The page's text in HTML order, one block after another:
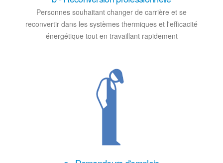
Personnes souhaitant changer de carrière et se
reconvertir dans les systèmes thermiques et l'efficacité
énergétique tout en travaillant rapidement